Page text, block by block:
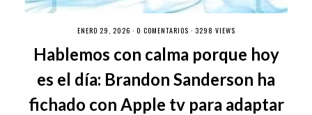
ENERO 29, 2026 · 0 COMENTARIOS · 3298 VIEWS
Hablemos con calma porque hoy
es el día: Brandon Sanderson ha
fichado con Apple tv para adaptar